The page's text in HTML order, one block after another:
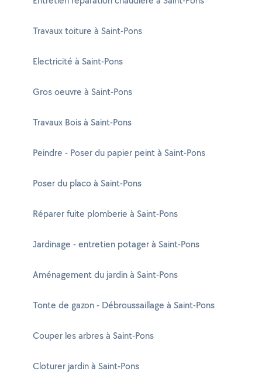
Travaux toiture à Saint-Pons
Electricité à Saint-Pons
Gros oeuvre à Saint-Pons
Travaux Bois à Saint-Pons
Peindre - Poser du papier peint à Saint-Pons
Poser du placo à Saint-Pons
Réparer fuite plomberie à Saint-Pons
Jardinage - entretien potager à Saint-Pons
Aménagement du jardin à Saint-Pons
Tonte de gazon - Débroussaillage à Saint-Pons
Couper les arbres à Saint-Pons
Cloturer jardin à Saint-Pons